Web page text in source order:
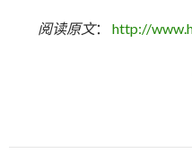
阅读原文： http://